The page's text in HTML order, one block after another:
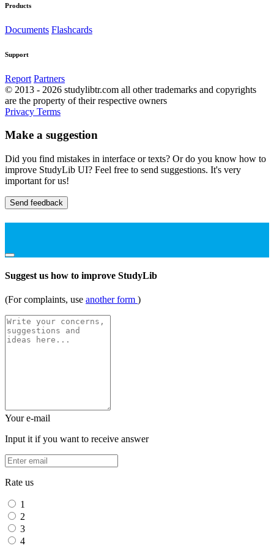
Products
Documents Flashcards
Support
Report Partners
© 2013 - 2026 studylibtr.com all other trademarks and copyrights
are the property of their respective owners
Privacy Terms
Make a suggestion
Did you find mistakes in interface or texts? Or do you know how to
improve StudyLib UI? Feel free to send suggestions. It's very
important for us!
Send feedback
Suggest us how to improve StudyLib
(For complaints, use another form )
Your e-mail
Input it if you want to receive answer
Rate us
1
2
3
4